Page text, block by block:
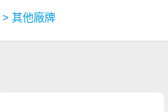
> 其他廠牌